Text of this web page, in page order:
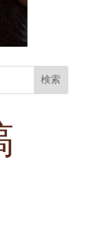
検索